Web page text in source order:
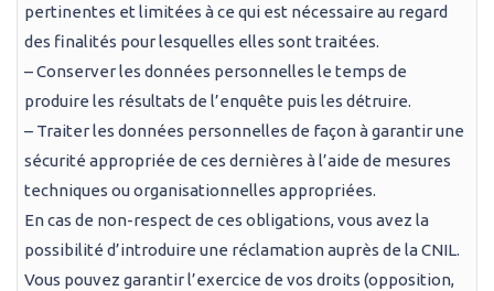
pertinentes et limitées à ce qui est nécessaire au regard
des finalités pour lesquelles elles sont traitées.
– Conserver les données personnelles le temps de
produire les résultats de l’enquête puis les détruire.
– Traiter les données personnelles de façon à garantir une
sécurité appropriée de ces dernières à l’aide de mesures
techniques ou organisationnelles appropriées.
En cas de non-respect de ces obligations, vous avez la
possibilité d’introduire une réclamation auprès de la CNIL.
Vous pouvez garantir l’exercice de vos droits (opposition,